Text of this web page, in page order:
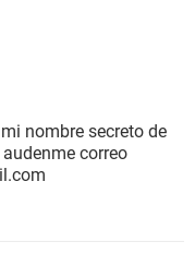
nombre secreto de
correo